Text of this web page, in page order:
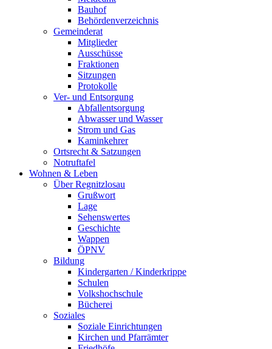
Bauhof
Behördenverzeichnis
Gemeinderat
Mitglieder
Ausschüsse
Fraktionen
Sitzungen
Protokolle
Ver- und Entsorgung
Abfallentsorgung
Abwasser und Wasser
Strom und Gas
Kaminkehrer
Ortsrecht & Satzungen
Notruftafel
Wohnen & Leben
Über Regnitzlosau
Grußwort
Lage
Sehenswertes
Geschichte
Wappen
ÖPNV
Bildung
Kindergarten / Kinderkrippe
Schulen
Volkshochschule
Bücherei
Soziales
Soziale Einrichtungen
Kirchen und Pfarrämter